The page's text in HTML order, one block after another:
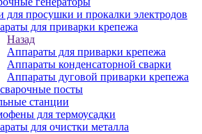
для просушки и прокалки электродов
для приварки крепежа
Назад
Аппараты для приварки крепежа
Аппараты конденсаторной сварки
Аппараты дуговой приварки крепежа
посты
станции
для термоусадки
для очистки металла